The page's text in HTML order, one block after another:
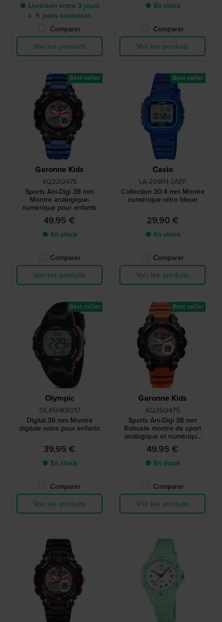
● Livraison entre 3 jours
à 5 jours ouvrables
Comparer
Voir les produits
● En stock
Comparer
Voir les produits
Garonne Kids
KQ22Q475
Sports Ani-Digi 38 mm
Montre analogique-
numérique pour enfants
49,95 €
● En stock
Comparer
Voir les produits
Best-seller
Casio
LA-20WH-2AEF
Collection 30.4 mm Montre
numérique rétro bleue
29,90 €
● En stock
Comparer
Voir les produits
Best-seller
Olympic
OL45HKR017
Digital 36 mm Montre
digitale noire pour enfants
39,95 €
● En stock
Comparer
Voir les produits
Best-seller
Garonne Kids
KQ26Q475
Sports Ani-Digi 38 mm
Robuste montre de sport
analogique et numérique
pour garçons
49,95 €
● En stock
Comparer
Voir les produits
Best-seller